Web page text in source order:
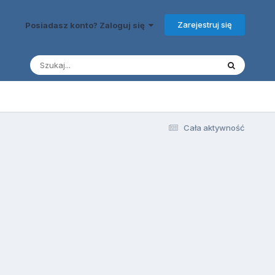
Posiadasz konto? Zaloguj się Zarejestruj się
Cała aktywność